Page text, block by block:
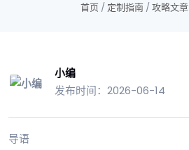
首页 / 定制指南 / 攻略文章
小编
发布时间：2026-06-14
导语